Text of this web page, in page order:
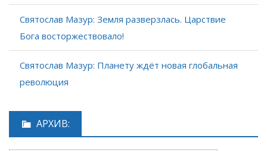
Святослав Мазур: Земля разверзлась. Царствие
Бога восторжествовало!
Святослав Мазур: Планету ждёт новая глобальная
революция
АРХИВ: